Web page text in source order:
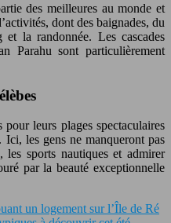
des meilleures au monde et
dont des baignades, du
la randonnée. Les cascades
Parahu sont particulièrement
leurs plages spectaculaires
Ici, les gens ne manqueront pas
les sports nautiques et admirer
par la beauté exceptionnelle
un logement sur l’Île de Ré